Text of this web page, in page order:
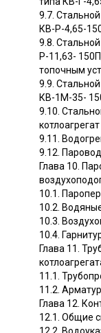
9.7.
КВ-Р-4,65-
9.8.
Р-11,63-
топочным
9.9.
КВ-1М-35-
9.10.
9.11.
9.12.
Глава 10.
10.1.
10.2.
10.3.
10.4.
Глава 11.
11.1.
11.2.
Глава 12.
12.1. Общие
12.2.